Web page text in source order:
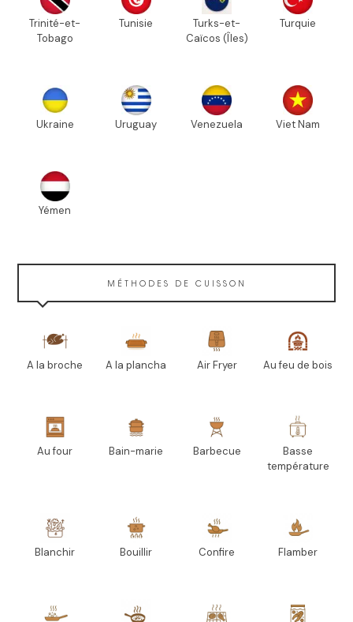
Trinité-et-
Tobago
Tunisie
Turks-et-
Caïcos (Îles)
Turquie
Ukraine Uruguay Venezuela Viet Nam
Yémen
MÉTHODES DE CUISSON
A la broche A la plancha Air Fryer Au feu de bois
Au four Bain-marie Barbecue
Basse
température
Blanchir Bouillir Confire Flamber